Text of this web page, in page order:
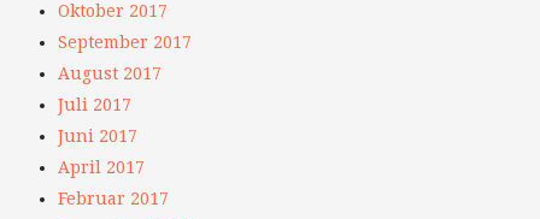
Oktober 2017
September 2017
August 2017
Juli 2017
Juni 2017
April 2017
Februar 2017